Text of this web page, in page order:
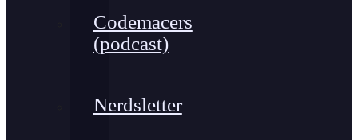
Codemacers
(podcast)
Nerdsletter